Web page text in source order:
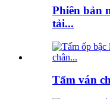
Phiên bản
tải...
Tấm ván